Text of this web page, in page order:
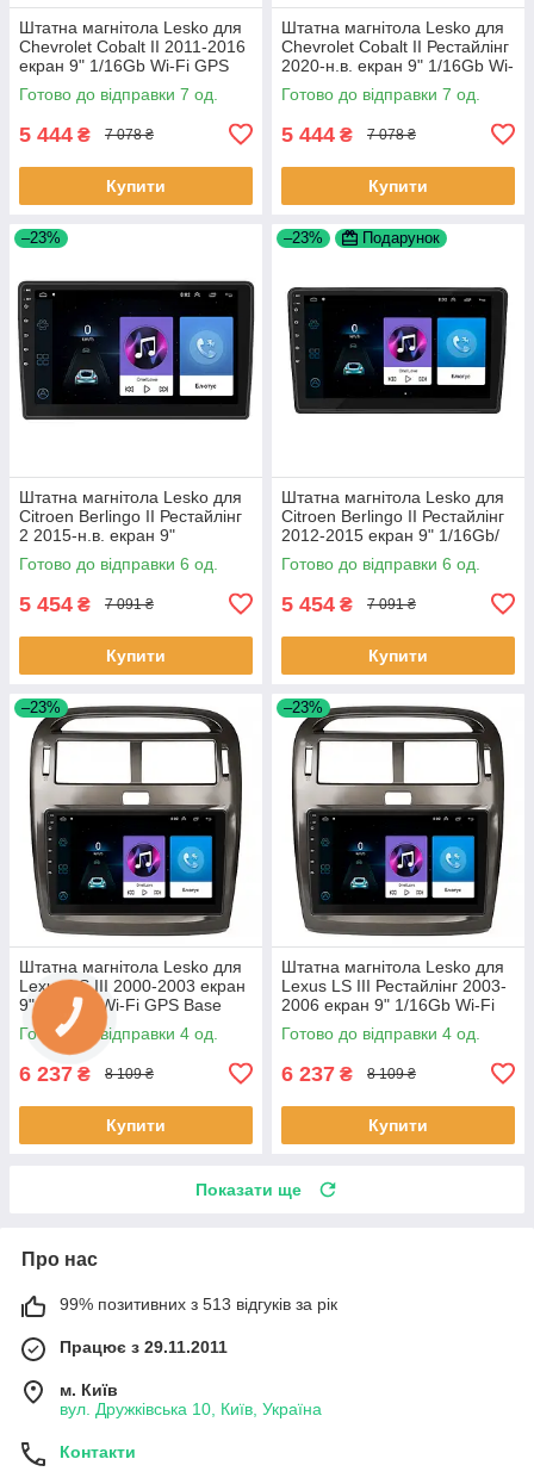
Штатна магнітола Lesko для
Chevrolet Cobalt II 2011-2016
екран 9" 1/16Gb Wi-Fi GPS
Base Шевроле Кобальт 7 шт.
Готово до відправки 7 од.
5 444 ₴ 7 078 ₴
Купити
Штатна магнітола Lesko для
Chevrolet Cobalt II Рестайлінг
2020-н.в. екран 9" 1/16Gb Wi-
Fi GPS Base 7 шт.
Готово до відправки 7 од.
5 444 ₴ 7 078 ₴
Купити
–23%
Штатна магнітола Lesko для
Citroen Berlingo II Рестайлінг
2 2015-н.в. екран 9"
1/16Gb/Wi-Fi GPS Optima 6шт
Готово до відправки 6 од.
5 454 ₴ 7 091 ₴
Купити
–23% Подарунок
Штатна магнітола Lesko для
Citroen Berlingo II Рестайлінг
2012-2015 екран 9" 1/16Gb/
Wi-Fi GPS Optima 6шт
Готово до відправки 6 од.
5 454 ₴ 7 091 ₴
Купити
–23%
Штатна магнітола Lesko для
Lexus LS III 2000-2003 екран
9" 1/16Gb Wi-Fi GPS Base
Лексус 4 шт.
Готово до відправки 4 од.
6 237 ₴ 8 109 ₴
Купити
–23%
Штатна магнітола Lesko для
Lexus LS III Рестайлінг 2003-
2006 екран 9" 1/16Gb Wi-Fi
GPS Base 4 шт.
Готово до відправки 4 од.
6 237 ₴ 8 109 ₴
Купити
Показати ще
Про нас
99% позитивних з 513 відгуків за рік
Працює з 29.11.2011
м. Київ
вул. Дружківська 10, Київ, Україна
Контакти